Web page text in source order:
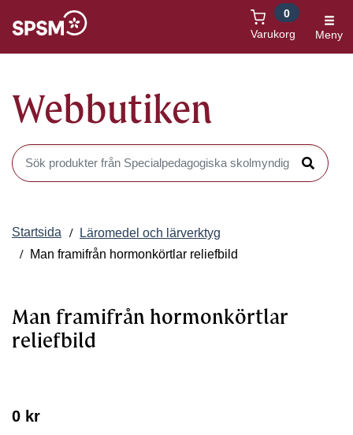
Varukorg
0
Meny
Webbutiken
Sök produkter i Webbutiken
Sök
Startsida
Läromedel och lärverktyg
Man framifrån hormonkörtlar reliefbild
Man framifrån hormonkörtlar
reliefbild
0 kr